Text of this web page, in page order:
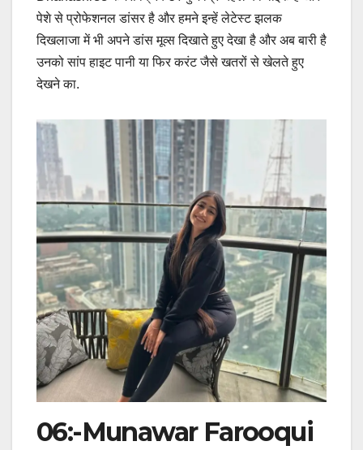
पेशे से प्रोफेशनल डांसर है और हमने इन्हें लेटेस्ट झलक
दिखलाजा में भी अपने डांस मूव्स दिखाते हुए देखा है और अब बारी है
उनको सांप हाइट पानी या फिर करंट जैसे खतरों से खेलते हुए
देखने का.
06:-Munawar Farooqui